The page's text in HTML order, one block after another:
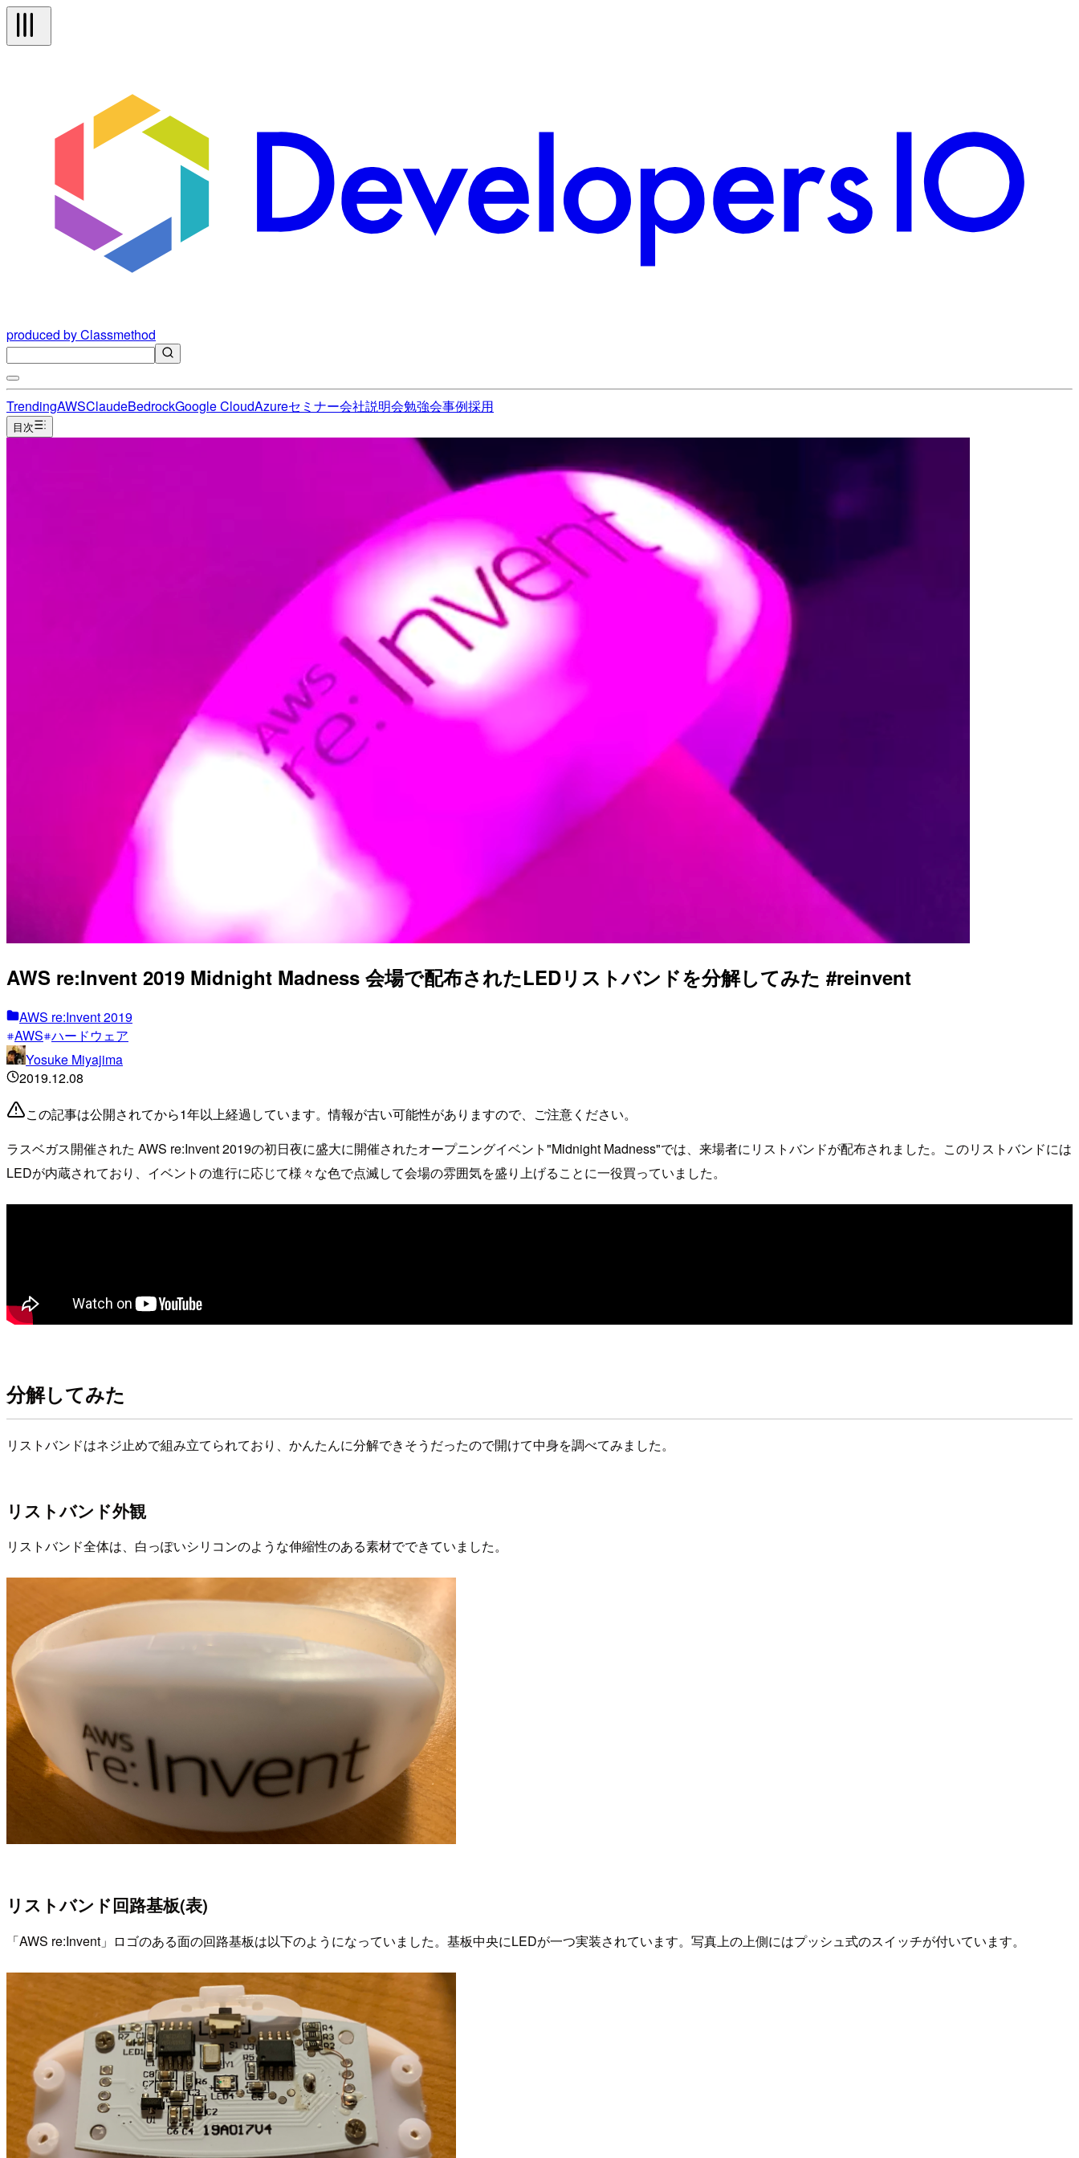
produced by Classmethod
TrendingAWSClaudeBedrockGoogle CloudAzureセミナー会社説明会勉強会事例採用
目次
AWS re:Invent 2019 Midnight Madness 会場で配布されたLEDリストバンドを分解してみた #reinvent
AWS re:Invent 2019
AWS ハードウェア
Yosuke Miyajima
2019.12.08
この記事は公開されてから1年以上経過しています。情報が古い可能性がありますので、ご注意ください。
ラスベガス開催された AWS re:Invent 2019の初日夜に盛大に開催されたオープニングイベント"Midnight Madness"では、来場者にリストバンドが配布されました。このリストバンドには
LEDが内蔵されており、イベントの進行に応じて様々な色で点滅して会場の雰囲気を盛り上げることに一役買っていました。
分解してみた
リストバンドはネジ止めで組み立てられており、かんたんに分解できそうだったので開けて中身を調べてみました。
リストバンド外観
リストバンド全体は、白っぽいシリコンのような伸縮性のある素材でできていました。
リストバンド回路基板(表)
「AWS re:Invent」ロゴのある面の回路基板は以下のようになっていました。基板中央にLEDが一つ実装されています。写真上の上側にはプッシュ式のスイッチが付いています。